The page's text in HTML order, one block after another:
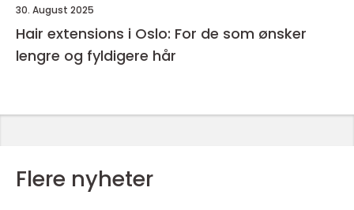
30. August 2025
Hair extensions i Oslo: For de som ønsker
lengre og fyldigere hår
Flere nyheter